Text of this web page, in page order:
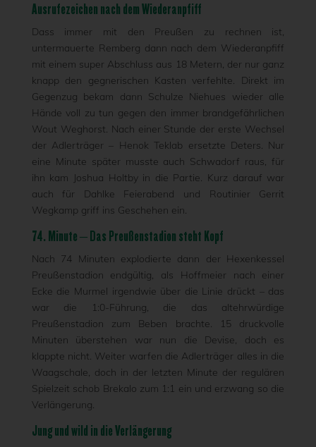
Ausrufezeichen nach dem Wiederanpfiff
Dass immer mit den Preußen zu rechnen ist,
untermauerte Remberg dann nach dem Wiederanpfiff
mit einem super Abschluss aus 18 Metern, der nur ganz
knapp den gegnerischen Kasten verfehlte. Direkt im
Gegenzug bekam dann Schulze Niehues wieder alle
Hände voll zu tun gegen den immer brandgefährlichen
Wout Weghorst. Nach einer Stunde der erste Wechsel
der Adlerträger – Henok Teklab ersetzte Deters. Nur
eine Minute später musste auch Schwadorf raus, für
ihn kam Joshua Holtby in die Partie. Kurz darauf war
auch für Dahlke Feierabend und Routinier Gerrit
Wegkamp griff ins Geschehen ein.
74. Minute – Das Preußenstadion steht Kopf
Nach 74 Minuten explodierte dann der Hexenkessel
Preußenstadion endgültig, als Hoffmeier nach einer
Ecke die Murmel irgendwie über die Linie drückt – das
war die 1:0-Führung, die das altehrwürdige
Preußenstadion zum Beben brachte. 15 druckvolle
Minuten überstehen war nun die Devise, doch es
klappte nicht. Weiter warfen die Adlerträger alles in die
Waagschale, doch in der letzten Minute der regulären
Spielzeit schob Brekalo zum 1:1 ein und erzwang so die
Verlängerung.
Jung und wild in die Verlängerung